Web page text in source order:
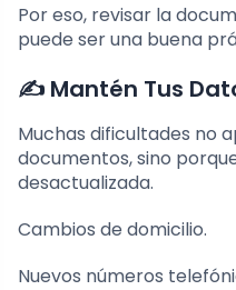
Por eso, revisar la
puede ser una buena
✍️ Mantén Tus
Muchas dificultades no
documentos, sino
desactualizada.
Cambios de domicilio.
Nuevos números